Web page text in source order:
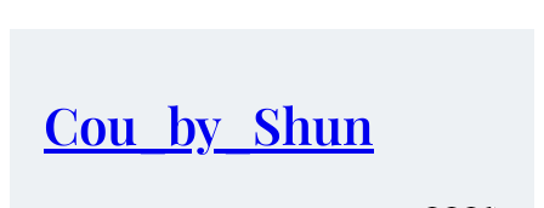
Cou_by_Shun